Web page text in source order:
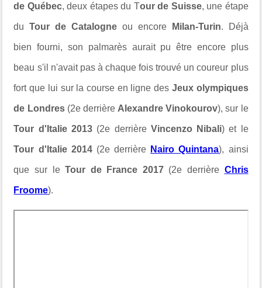
de Québec, deux étapes du Tour de Suisse, une étape
duTour de Catalogne ou encore Milan-Turin. Déjà
bien fourni, son palmarès aurait pu être encore plus
beau s'il n'avait pas à chaque fois trouvé un coureur plus
fort que lui sur la course en ligne des Jeux olympiques
de Londres(2e derrière Alexandre Vinokourov), sur le
Tour d'Italie 2013 (2e derrière Vincenzo Nibali) et le
Tour d'Italie 2014(2e derrière Nairo Quintana), ainsi
que sur leTour de France 2017(2e derrière Chris
Froome).